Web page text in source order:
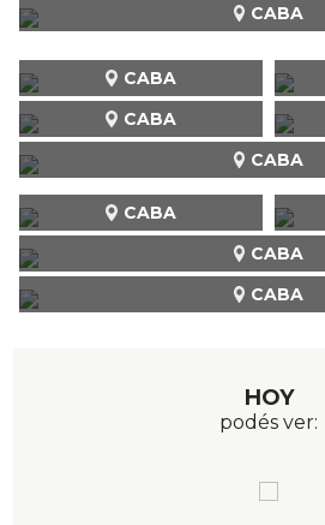
CABA
CABA
CABA
CABA
CABA
CABA
CABA
HOY
podés ver: